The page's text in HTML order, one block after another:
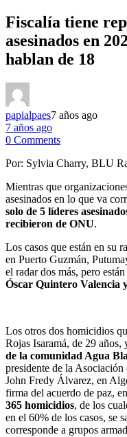
Fiscalía tiene
asesinados en
hablan de 18
papialpaes7 años ago
7 años ago
0 Comments
Por: Sylvia Charry, BLU
Mientras que
asesinados en lo que va
solo de 5 líderes
recibieron de ONU.
Los casos que están en su
en Puerto Guzmán,
el radar dos más, pero
Óscar Quintero Valencia
Los otros dos homicidios
Rojas Isaramá, de 29 años,
de la comunidad Agua
presidente de la
John Fredy Álvarez, en
firma del acuerdo de paz,
365 homicidios, de los
en el 60% de los casos, se
corresponde a grupos